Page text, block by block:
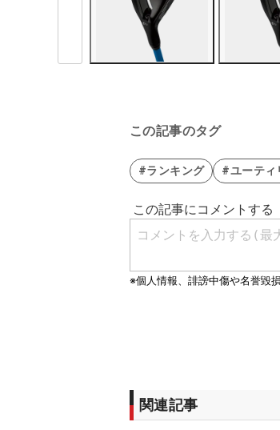
この記事のタグ
#ランキング #ユーティ
関連記事